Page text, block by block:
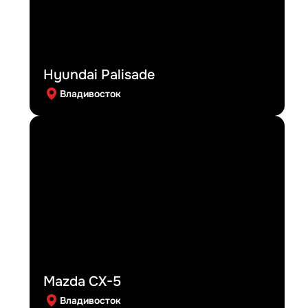
Hyundai Palisade
Владивосток
Mazda CX-5
Владивосток